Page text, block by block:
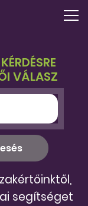
VÁLASZ
segítséget